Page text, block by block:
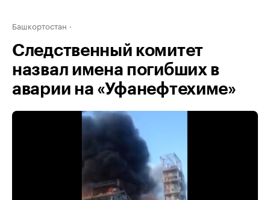
Башкортостан
Следственный комитет
назвал имена погибших в
аварии на «Уфанефтехиме»